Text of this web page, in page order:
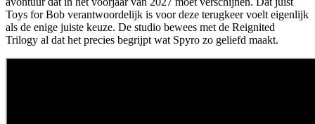
Toys for Bob verantwoordelijk is voor deze terugkeer voelt eigenlijk
als de enige juiste keuze. De studio bewees met de Reignited
Trilogy al dat het precies begrijpt wat Spyro zo geliefd maakt.